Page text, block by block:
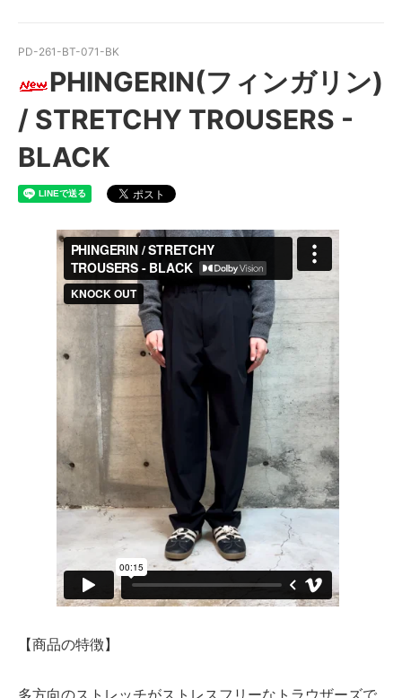
PD-261-BT-071-BK
PHINGERIN(フィンガリン)
/ STRETCHY TROUSERS -
BLACK
【商品の特徴】
多方向のストレッチがストレスフリーなトラウザーズで